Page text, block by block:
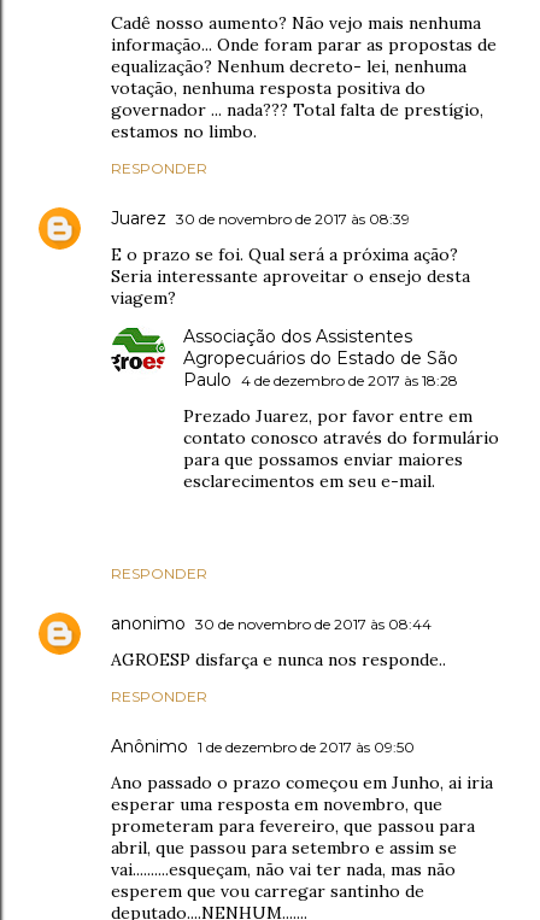
Cadê nosso aumento? Não vejo mais nenhuma
informação... Onde foram parar as propostas de
equalização? Nenhum decreto- lei, nenhuma
votação, nenhuma resposta positiva do
governador ... nada??? Total falta de prestígio,
estamos no limbo.
RESPONDER
Juarez 30 de novembro de 2017 às 08:39
E o prazo se foi. Qual será a próxima ação?
Seria interessante aproveitar o ensejo desta
viagem?
RESPONDER
Associação dos Assistentes
Agropecuários do Estado de São
Paulo 4 de dezembro de 2017 às 18:28
Prezado Juarez, por favor entre em
contato conosco através do formulário
para que possamos enviar maiores
esclarecimentos em seu e-mail.
anonimo 30 de novembro de 2017 às 08:44
AGROESP disfarça e nunca nos responde..
RESPONDER
Anônimo 1 de dezembro de 2017 às 09:50
Ano passado o prazo começou em Junho, ai iria
esperar uma resposta em novembro, que
prometeram para fevereiro, que passou para
abril, que passou para setembro e assim se
vai..........esqueçam, não vai ter nada, mas não
esperem que vou carregar santinho de
deputado....NENHUM.......